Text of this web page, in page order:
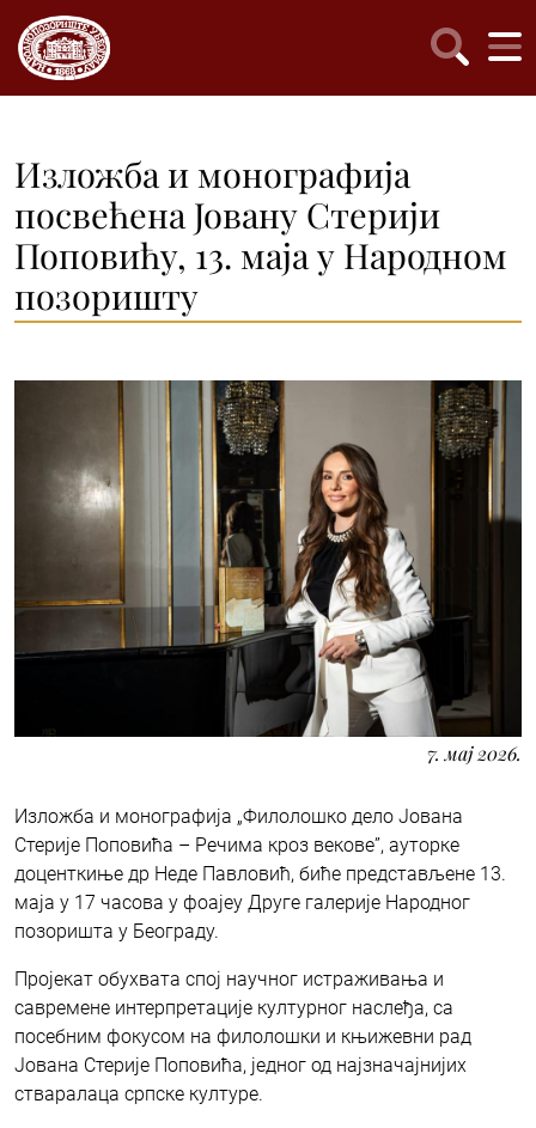
Изложба и монографија
посвећена Јовану Стерији
Поповићу, 13. маја у Народном
позоришту
7. мај 2026.
Изложба и монографија „Филолошко дело Јована
Стерије Поповића – Речима кроз векове”, ауторке
доценткиње др Неде Павловић, биће представљене 13.
маја у 17 часова у фоајеу Друге галерије Народног
позоришта у Београду.
Пројекат обухвата спој научног истраживања и
савремене интерпретације културног наслеђа, са
посебним фокусом на филолошки и књижевни рад
Јована Стерије Поповића, једног од најзначајнијих
стваралаца српске културе.